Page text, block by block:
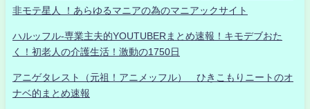
非モテ星人 ！あらゆるマニアの為のマニアックサイト
ハルッフル-専業主夫的YOUTUBERまとめ速報！キモデブおた
く！初老人の介護生活！激動の1750日
アニゲタレスト（元祖！アニメッフル） ひきこもりニートのオ
ナベ的まとめ速報